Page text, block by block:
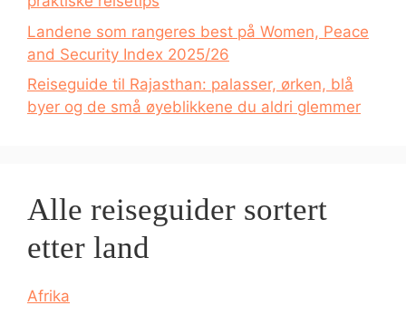
Landene som rangeres best på Women, Peace
and Security Index 2025/26
Reiseguide til Rajasthan: palasser, ørken, blå
byer og de små øyeblikkene du aldri glemmer
Alle reiseguider sortert
etter land
Afrika